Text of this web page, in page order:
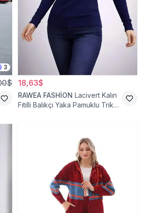
3
18,63$
RAWEA FASHİON Lacivert Kalın
Fitilli Balıkçı Yaka Pamuklu Triko